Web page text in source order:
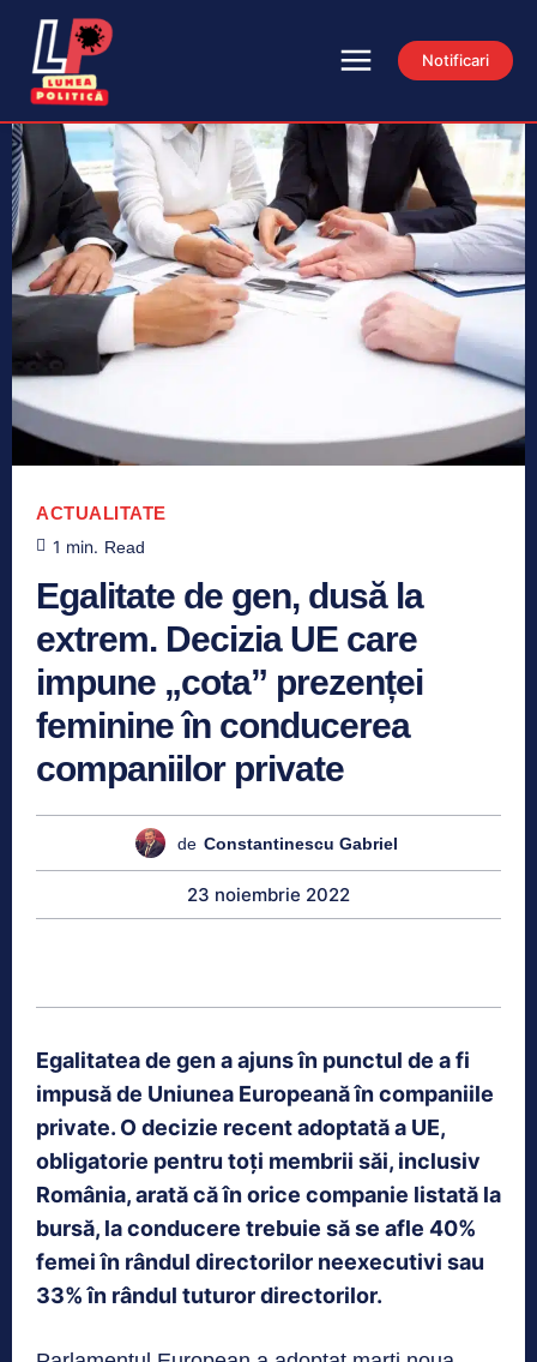
Notificari
ACTUALITATE
1 min. Read
Egalitate de gen, dusă la
extrem. Decizia UE care
impune „cota” prezenței
feminine în conducerea
companiilor private
de Constantinescu Gabriel
23 noiembrie 2022
Egalitatea de gen a ajuns în punctul de a fi
impusă de Uniunea Europeană în companiile
private. O decizie recent adoptată a UE,
obligatorie pentru toți membrii săi, inclusiv
România, arată că în orice companie listată la
bursă, la conducere trebuie să se afle 40%
femei în rândul directorilor neexecutivi sau
33% în rândul tuturor directorilor.